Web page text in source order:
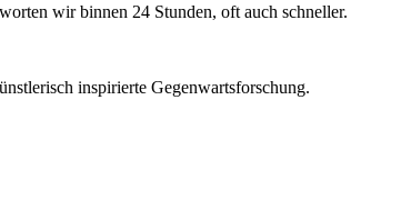
wir binnen 24 Stunden, oft auch schneller.
inspirierte Gegenwartsforschung.